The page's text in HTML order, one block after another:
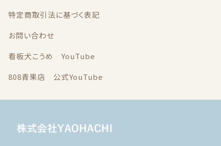
特定商取引法に基づく表記
お問い合わせ
看板犬こうめ YouTube
808青果店 公式YouTube